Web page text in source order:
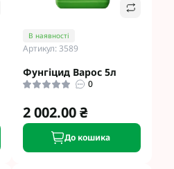
В наявності
Артикул: 3589
Фунгіцид Варос 5л
0
2 002.00 ₴
До кошика